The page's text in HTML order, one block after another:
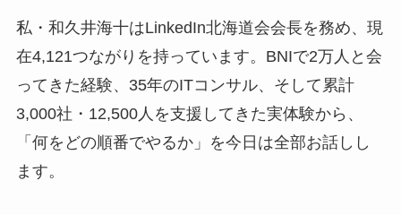
私・和久井海十はLinkedIn北海道会会長を務め、現
在4,121つながりを持っています。BNIで2万人と会
ってきた経験、35年のITコンサル、そして累計
3,000社・12,500人を支援してきた実体験から、
「何をどの順番でやるか」を今日は全部お話しし
ます。